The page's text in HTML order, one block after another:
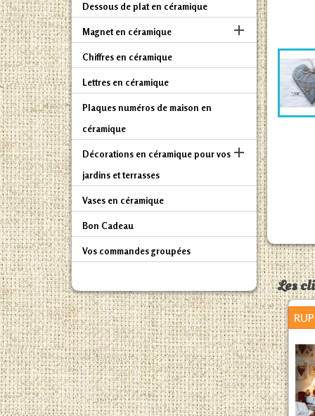
Dessous de plat en céramique
Magnet en céramique 
Chiffres en céramique
Lettres en céramique
Plaques numéros de maison en
céramique
Décorations en céramique pour vos
jardins et terrasses

Vases en céramique
Bon Cadeau
Vos commandes groupées
Les